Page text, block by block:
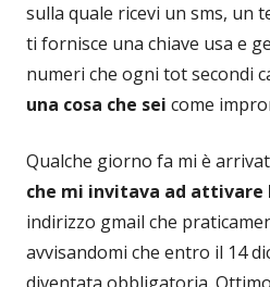
sulla quale ricevi un sms, un
ti fornisce una chiave usa e
numeri che ogni tot secondi
una cosa che sei come
Qualche giorno fa mi è
che mi invitava ad attivare
indirizzo gmail che
avvisandomi che entro il 14